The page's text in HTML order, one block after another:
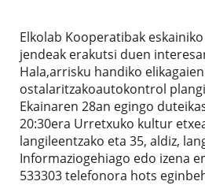
Elkolab Kooperatibak
jendeak erakutsi duen
Hala,arrisku handiko
ostalaritzakoautokontrol
Ekainaren 28an egingo
20:30era Urretxuko kultur
langileentzako eta 35, aldiz,
Informaziogehiago edo izena
533303 telefonora hots